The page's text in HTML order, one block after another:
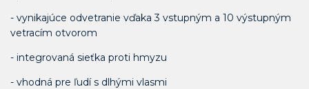
- vynikajúce odvetranie vďaka 3 vstupným a 10 výstupným
vetracím otvorom
- integrovaná sieťka proti hmyzu
- vhodná pre ľudí s dlhými vlasmi